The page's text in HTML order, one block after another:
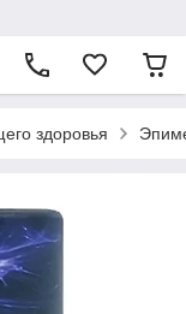
здоровья